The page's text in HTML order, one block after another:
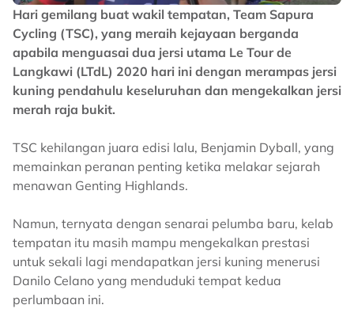
Hari gemilang buat wakil tempatan, Team Sapura
Cycling (TSC), yang meraih kejayaan berganda
apabila menguasai dua jersi utama Le Tour de
Langkawi (LTdL) 2020 hari ini dengan merampas jersi
kuning pendahulu keseluruhan dan mengekalkan jersi
merah raja bukit.
TSC kehilangan juara edisi lalu, Benjamin Dyball, yang
memainkan peranan penting ketika melakar sejarah
menawan Genting Highlands.
Namun, ternyata dengan senarai pelumba baru, kelab
tempatan itu masih mampu mengekalkan prestasi
untuk sekali lagi mendapatkan jersi kuning menerusi
Danilo Celano yang menduduki tempat kedua
perlumbaan ini.